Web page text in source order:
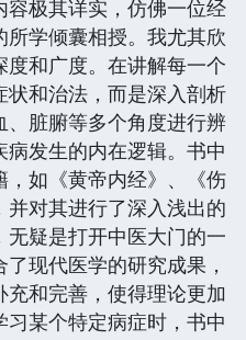
极其详实，仿佛一位经
学倾囊相授。我尤其欣
和广度。在讲解每一个
和治法，而是深入剖析
脏腑等多个角度进行辨
发生的内在逻辑。书中
如《黄帝内经》、《伤
对其进行了深入浅出的
疑是打开中医大门的一
现代医学的研究成果，
和完善，使得理论更加
某个特定病症时，书中